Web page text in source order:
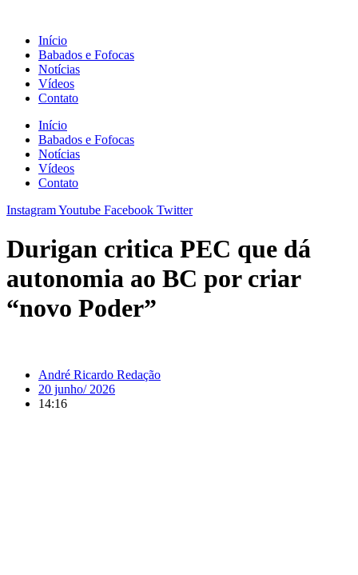
conteúdo
Início
Babados e Fofocas
Notícias
Vídeos
Contato
Início
Babados e Fofocas
Notícias
Vídeos
Contato
InstagramYoutube Facebook Twitter
Durigan critica PEC que dá
autonomia ao BC por criar
“novo Poder”
André Ricardo Redação
20 junho/ 2026
14:16